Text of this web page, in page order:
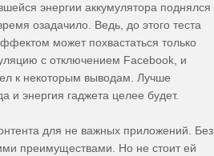
энергии аккумулятора поднялся
озадачило. Ведь, до этого теста
может похвастаться только
с отключением Facebook, и
к некоторым выводам. Лучше
и энергия гаджета целее будет.
для не важных приложений. Без
преимуществами. Но не стоит ей